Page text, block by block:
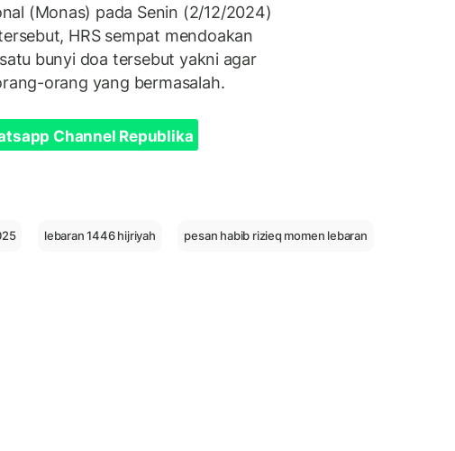
(Monas) pada Senin (2/12/2024)
HRS sempat mendoakan
bunyi doa tersebut yakni agar
orang yang bermasalah.
Channel Republika
lebaran 1446 hijriyah pesan habib rizieq momen lebaran